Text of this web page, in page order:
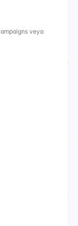
veya